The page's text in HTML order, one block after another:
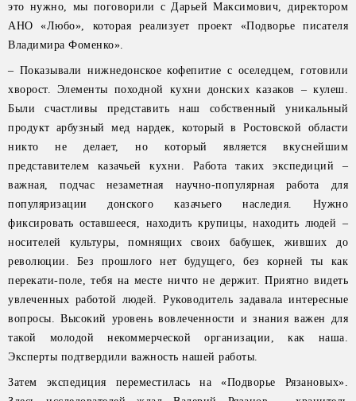
это нужно, мы поговорили с Дарьей Максимович, директором
АНО «Любо», которая реализует проект «Подворье писателя
Владимира Фоменко».
– Показывали нижнедонское кофепитие с оселедцем, готовили
хворост. Элементы походной кухни донских казаков – кулеш.
Были счастливы представить наш собственный уникальный
продукт арбузный мед нардек, который в Ростовской области
никто не делает, но который является вкуснейшим
представителем казачьей кухни. Работа таких экспедиций –
важная, подчас незаметная научно-популярная работа для
популяризации донского казачьего наследия. Нужно
фиксировать оставшееся, находить крупицы, находить людей –
носителей культуры, помнящих своих бабушек, живших до
революции. Без прошлого нет будущего, без корней ты как
перекати-поле, тебя на месте ничто не держит. Приятно видеть
увлеченных работой людей. Руководитель задавала интересные
вопросы. Высокий уровень вовлеченности и знания важен для
такой молодой некоммерческой организации, как наша.
Эксперты подтвердили важность нашей работы.
Затем экспедиция переместилась на «Подворье Рязановых».